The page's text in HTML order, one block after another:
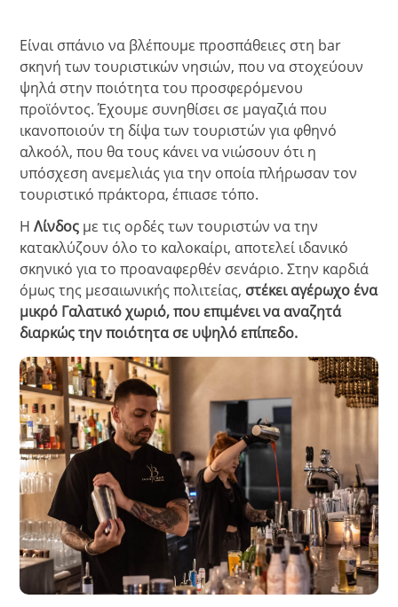
Είναι σπάνιο να βλέπουμε προσπάθειες στη bar
σκηνή των τουριστικών νησιών, που να στοχεύουν
ψηλά στην ποιότητα του προσφερόμενου
προϊόντος. Έχουμε συνηθίσει σε μαγαζιά που
ικανοποιούν τη δίψα των τουριστών για φθηνό
αλκοόλ, που θα τους κάνει να νιώσουν ότι η
υπόσχεση ανεμελιάς για την οποία πλήρωσαν τον
τουριστικό πράκτορα, έπιασε τόπο.
ΗΛίνδος με τις ορδές των τουριστών να την
κατακλύζουν όλο το καλοκαίρι, αποτελεί ιδανικό
σκηνικό για το προαναφερθέν σενάριο. Στην καρδιά
όμως της μεσαιωνικής πολιτείας, στέκει αγέρωχο ένα
μικρό Γαλατικό χωριό, που επιμένει να αναζητά
διαρκώς την ποιότητα σε υψηλό επίπεδο.